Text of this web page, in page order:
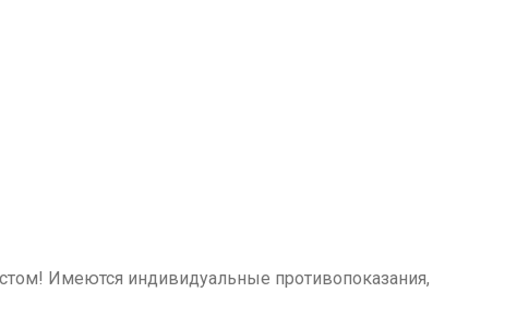
Имеются индивидуальные противопоказания,